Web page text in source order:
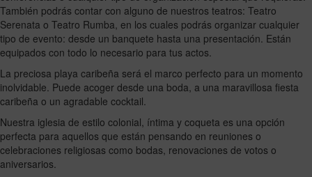
También podrás contar con alguno de nuestros teatros: Teatro
Serenata o Teatro Rumba, en los cuales podrás organizar cualquier
tipo de evento: desde un banquete hasta una presentación. Están
equipados con todo lo necesario para tus actos.
La preciosa playa caribeña será el marco perfecto para un momento
inolvidable. Puede acoger desde una boda, a una maravillosa fiesta
caribeña o un agradable cocktail.
Nuestra iglesia de estilo colonial, íntima y coqueta es una opción
perfecta para aquellos que están pensando en reuniones o
celebraciones religiosas como bodas, renovaciones de votos o
aniversarios.